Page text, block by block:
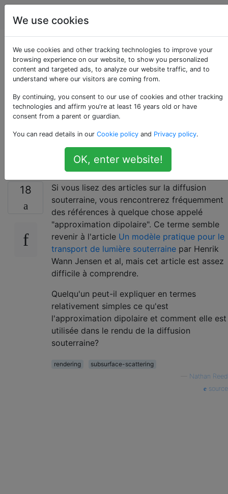
Infographie
Qu'est-ce que l
'«approximation
dipolaire» pour la
diffusion
souterraine?
18
Si vous lisez des articles sur la diffusion
souterraine, vous rencontrerez fréquemment
des références à quelque chose appelé
"approximation dipolaire". Ce terme semble
revenir à l'article Un modèle pratique pour le
transport de lumière souterraine par Henrik
Wann Jensen et al, mais cet article est assez
difficile à comprendre.
Quelqu'un peut-il expliquer en termes
relativement simples ce qu'est
l'approximation dipolaire et comment elle est
utilisée dans le rendu de la diffusion
souterraine?
rendering
subsurface-scattering
Nathan Reed
source
We use cookies
We use cookies and other tracking technologies to improve your
browsing experience on our website, to show you personalized
content and targeted ads, to analyze our website traffic, and to
understand where our visitors are coming from.
By continuing, you consent to our use of cookies and other tracking
technologies and affirm you're at least 16 years old or have
consent from a parent or guardian.
You can read details in our Cookie policy and Privacy policy.
OK, enter website!